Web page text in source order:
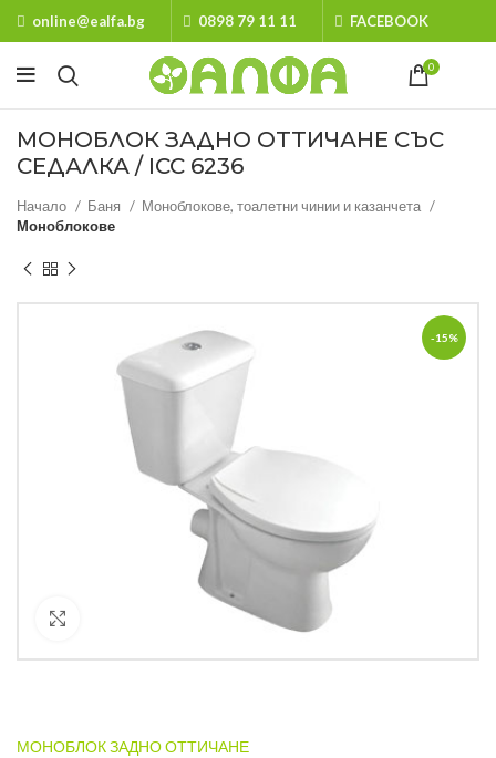
online@ealfa.bg 0898 79 11 11 FACEBOOK
0
МОНОБЛОК ЗАДНО ОТТИЧАНЕ СЪС
СЕДАЛКА / ICC 6236
Начало Баня
Моноблокове, тоалетни чинии и казанчета
Моноблокове
-15%
Кликнете за уголемяване
МОНОБЛОК ЗАДНО ОТТИЧАНЕ